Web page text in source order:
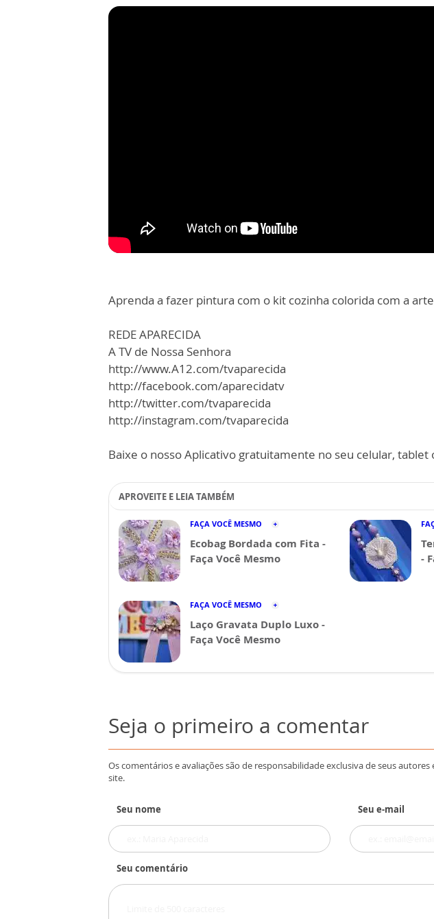
Aprenda a fazer pintura com o kit cozinha colorida com a
REDE APARECIDA
A TV de Nossa Senhora
http://www.A12.com/tvaparecida
http://facebook.com/aparecidatv
http://twitter.com/tvaparecida
http://instagram.com/tvaparecida
Baixe o nosso Aplicativo gratuitamente no seu celular, tablet
APROVEITE E LEIA TAMBÉM
FAÇA VOCÊ MESMO
Ecobag Bordada com Fita -
Faça Você Mesmo
-
FAÇA VOCÊ MESMO
Laço Gravata Duplo Luxo -
Faça Você Mesmo
Seja o primeiro a comentar
Os comentários e avaliações são de responsabilidade exclusiva de seus
site.
Seu nome Seu e-mail
Seu comentário